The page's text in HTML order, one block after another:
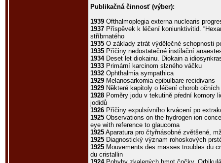
Publikačná činnosť (výber):
1939 Ofthalmoplegia externa nuclearis
1937 Příspěvek k léčení koniunktivitid.
stříbrnatého
1935 O základy ztrát výdělečné schopnosti
1935 Příčiny nedostatečné instilační
1934Deset let diokainu. Diokain a
1933 Primární karcinom slzného váčku
1932 Ophthalmia sympathica
1929 Melanosarkomia epibulbare recidivans
1929 Některé kapitoly o léčení chorob očních
1928 Poměry jodu v tekutině pŕední komory
jodidů
1926 Příčiny expulsívního krvácení po
1925 Observations on the hydrogen ion
eye with reference to glaucoma
1925 Aparatura pro čtyřnásobné zvětšené,
1925 Diagnostický význam rohoskových
1925 Mouvements des masses troubles du
du cristallin